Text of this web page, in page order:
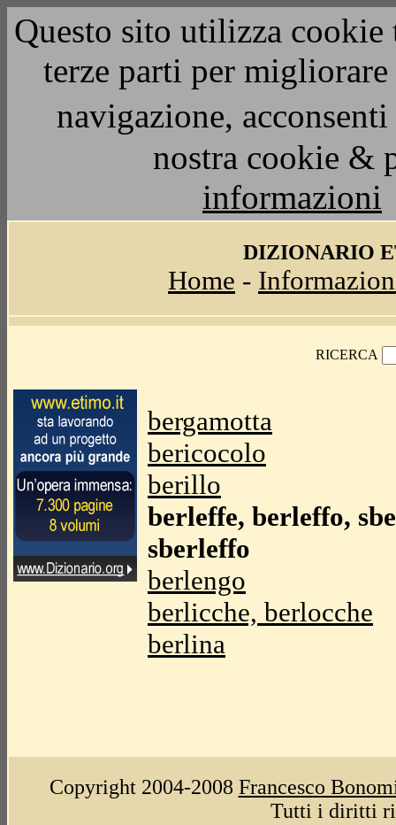
Questo sito utilizza
terze parti per
navigazione,
nostra cookie &
informazioni
DIZIONARIO
Home -
RICERCA
bergamotta
bericocolo
berillo
berleffe, berleffo,
sberleffo
berlengo
berlicche, berlocche
berlina
Copyright 2004-2008 Francesco
Tutti i diritti